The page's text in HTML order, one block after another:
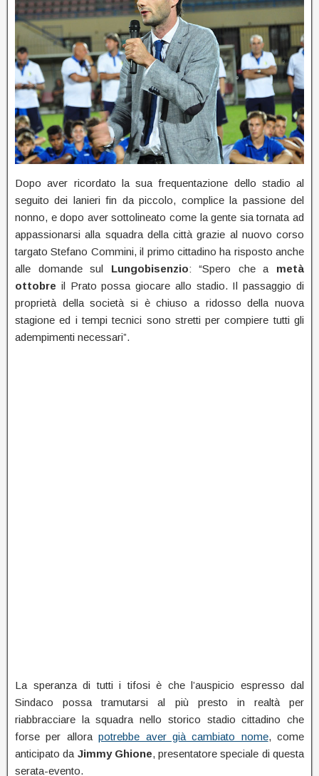
Dopo aver ricordato la sua frequentazione dello stadio al
seguito dei lanieri fin da piccolo, complice la passione del
nonno, e dopo aver sottolineato come la gente sia tornata ad
appassionarsi alla squadra della città grazie al nuovo corso
targato Stefano Commini, il primo cittadino ha risposto anche
alle domande sul Lungobisenzio: “Spero che a metà
ottobre il Prato possa giocare allo stadio. Il passaggio di
proprietà della società si è chiuso a ridosso della nuova
stagione ed i tempi tecnici sono stretti per compiere tutti gli
adempimenti necessari”.
La speranza di tutti i tifosi è che l’auspicio espresso dal
Sindaco possa tramutarsi al più presto in realtà per
riabbracciare la squadra nello storico stadio cittadino che
forse per allorapotrebbe aver già cambiato nome, come
anticipato da Jimmy Ghione, presentatore speciale di questa
serata-evento.